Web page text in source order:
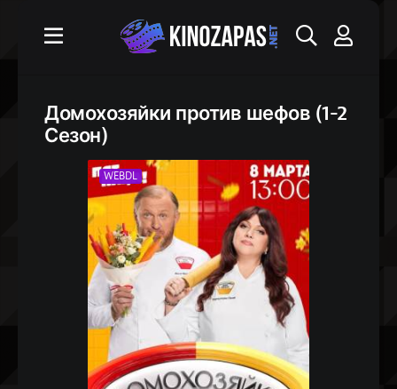
Домохозяйки против шефов (1-2
Сезон)
WEBDL